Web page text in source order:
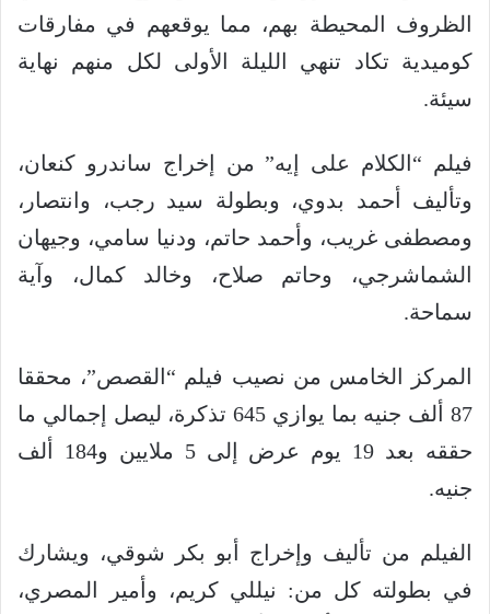
الظروف المحيطة بهم، مما يوقعهم في مفارقات
كوميدية تكاد تنهي الليلة الأولى لكل منهم نهاية
سيئة.
فيلم “الكلام على إيه” من إخراج ساندرو كنعان،
وتأليف أحمد بدوي، وبطولة سيد رجب، وانتصار،
ومصطفى غريب، وأحمد حاتم، ودنيا سامي، وجيهان
الشماشرجي، وحاتم صلاح، وخالد كمال، وآية
سماحة.
المركز الخامس من نصيب فيلم “القصص”، محققا
87 ألف جنيه بما يوازي 645 تذكرة، ليصل إجمالي ما
حققه بعد 19 يوم عرض إلى 5 ملايين و184 ألف
جنيه.
الفيلم من تأليف وإخراج أبو بكر شوقي، ويشارك
في بطولته كل من: نيللي كريم، وأمير المصري،